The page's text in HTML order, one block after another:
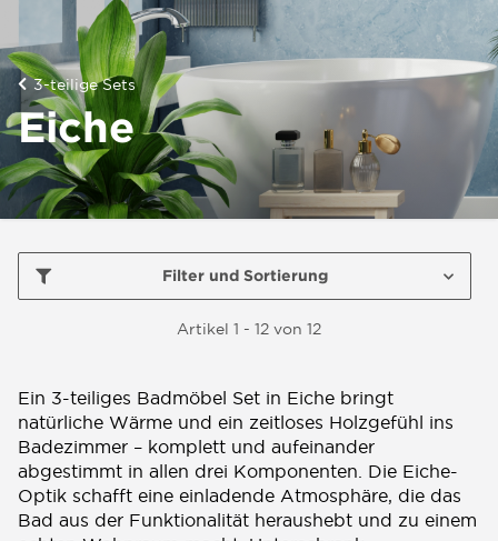
3-teilige Sets
Eiche
Filter und Sortierung
Artikel 1 - 12 von 12
Ein 3-teiliges Badmöbel Set in Eiche bringt
natürliche Wärme und ein zeitloses Holzgefühl ins
Badezimmer – komplett und aufeinander
abgestimmt in allen drei Komponenten. Die Eiche-
Optik schafft eine einladende Atmosphäre, die das
Bad aus der Funktionalität heraushebt und zu einem